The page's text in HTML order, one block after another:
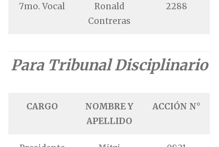
7mo. Vocal
Ronald
Contreras
2288
Para Tribunal Disciplinario
CARGO
NOMBRE Y
APELLIDO
ACCIÓN N°